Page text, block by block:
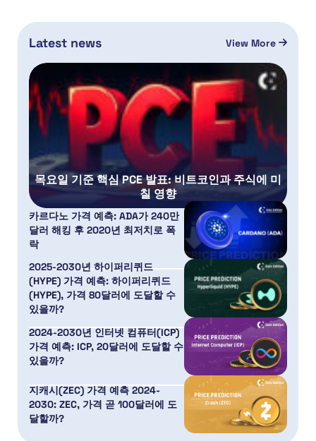
Latest news View More
목요일 기준 핵심 PCE 발표: 비트코인과 주식에 미
칠 영향
카르다노 가격 예측: ADA가 240만
달러 해킹 후 2020년 최저치로 폭
락
2025-2030년 하이퍼리퀴드
(HYPE) 가격 예측: 하이퍼리퀴드
(HYPE), 가격 80달러에 도달할 수
있을까?
2024-2030년 인터넷 컴퓨터(ICP)
가격 예측: ICP, 20달러에 도달할 수
있을까?
지캐시(ZEC) 가격 예측 2024-
2030: ZEC, 가격 곧 100달러에 도
달할까?